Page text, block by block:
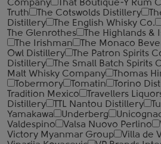
Company
That Boutique-Y Rum
Truth
The Cotswolds Distillery
Distillery
The English Whisky Co.
The Glenrothes
The Highlands &
The Irishman
The Monaco
Owl Distillery
The Patron Spirits
Distillery
The Small Batch Spirits
Malt Whisky Company
Thomas
Tobermory
Tomatin Torino
Tradition Mexico
Travellers
Distillery
TTL Nantou Distillery
Yamakawa
Underberg
Valdespino
Valsa Nuovo Perlino
Victory Myanmar Group
Villa de